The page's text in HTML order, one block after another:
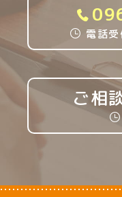
電話
ご相